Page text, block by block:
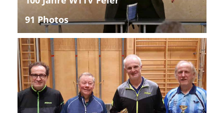
91 Photos